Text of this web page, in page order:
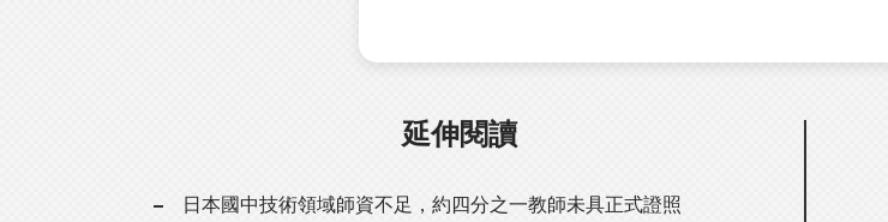
延伸閱讀
日本國中技術領域師資不足，約四分之一教師未具正式證照